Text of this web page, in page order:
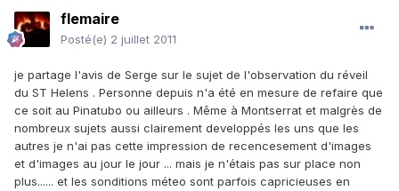
flemaire
Posté(e) 2 juillet 2011
je partage l'avis de Serge sur le sujet de l'observation du réveil
du ST Helens . Personne depuis n'a été en mesure de refaire que
ce soit au Pinatubo ou ailleurs . Même à Montserrat et malgrès de
nombreux sujets aussi clairement developpés les uns que les
autres je n'ai pas cette impression de recencesement d'images
et d'images au jour le jour ... mais je n'étais pas sur place non
plus...... et les sonditions méteo sont parfois capricieuses en